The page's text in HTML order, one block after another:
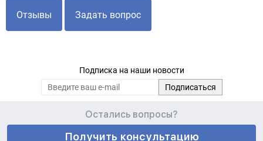
Отзывы Задать вопрос
Подписка на наши новости
Остались вопросы?
Получить консультацию